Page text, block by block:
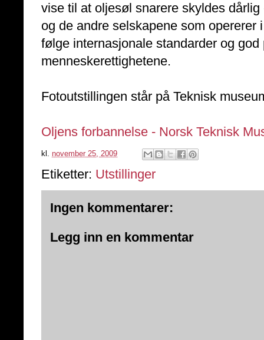
vise til at oljesøl snarere skyldes
og de andre selskapene som
følge internasjonale standarder og
menneskerettighetene.
Fotoutstillingen står på Teknisk
Oljens forbannelse - Norsk Teknisk
kl. november 25, 2009
Etiketter: Utstillinger
Ingen kommentarer:
Legg inn en kommentar